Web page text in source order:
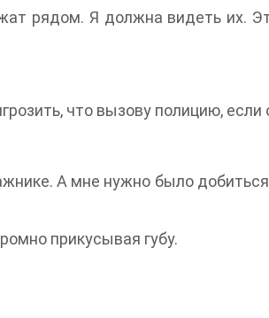
рядом. Я должна видеть их.
что вызову полицию,
А мне нужно было
прикусывая губу.